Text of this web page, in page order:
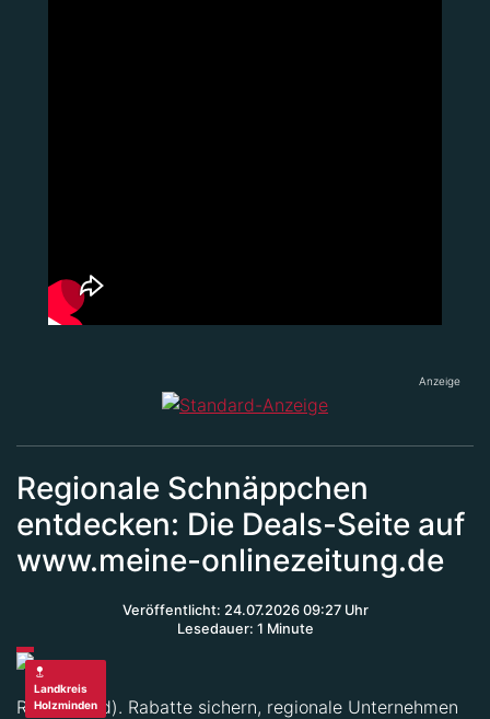
Anzeige
Regionale Schnäppchen
entdecken: Die Deals-Seite auf
www.meine-onlinezeitung.de
Veröffentlicht: 24.07.2026 09:27 Uhr
Lesedauer: 1 Minute
Landkreis
Holzminden
Region (red). Rabatte sichern, regionale Unternehmen